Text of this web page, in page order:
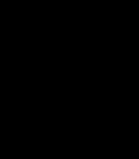
vom